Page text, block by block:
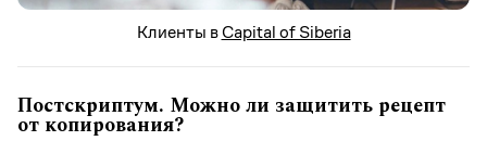
Клиенты вCapital of Siberia
Постскриптум. Можно ли защитить рецепт
от копирования?